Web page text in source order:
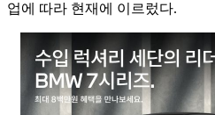
업에 따라 현재에 이르렀다.